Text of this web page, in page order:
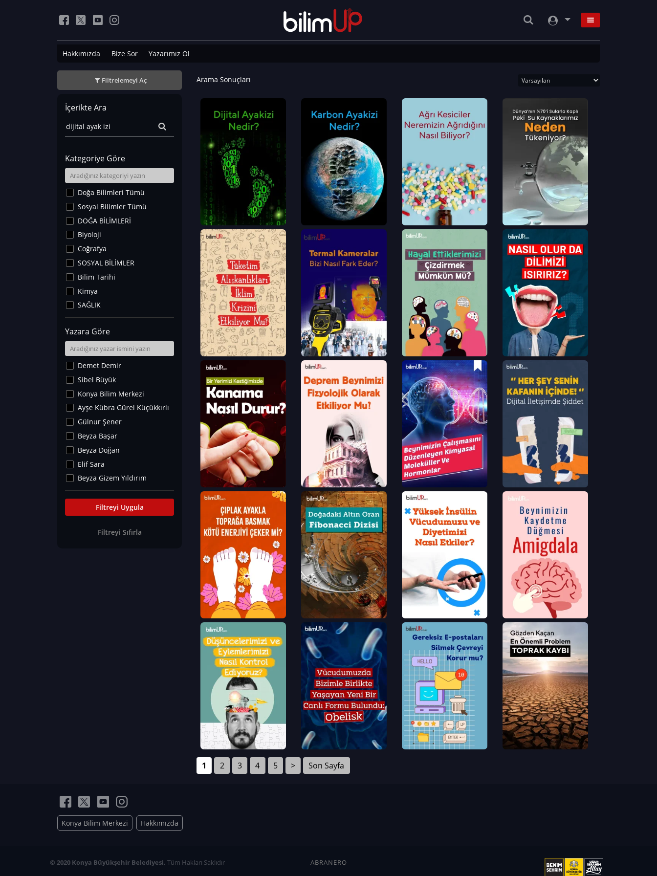
Hakkımızda Bize Sor Yazarımız Ol
Filtrelemeyi Aç
İçerikte Ara
Kategoriye Göre
Doğa Bilimleri Tümü
Sosyal Bilimler Tümü
DOĞA BİLİMLERİ
Biyoloji
Coğrafya
SOSYAL BİLİMLER
Bilim Tarihi
Kimya
SAĞLIK
Sanat Tarihi
Fizik
Yer Bilimleri
Astronomi ve Uzay
Noroloji
Matematik
Teknoloji
İklim Değişikliği
Arkeoloji
Kültür&Sanat
Yaşam Tavsiyeleri
Merakoloji
Eğitim Bilimleri
Yazara Göre
Demet Demir
Sibel Büyük
Konya Bilim Merkezi
Ayşe Kübra Gürel Küçükkırlı
Gülnur Şener
Beyza Başar
Beyza Doğan
Elif Sara
Beyza Gizem Yıldırım
İlknur İyigökler
Büşra Elif Kıvrak
Can TORUN
Filtreyi Uygula
Filtreyi Sıfırla
Arama Sonuçları
1 2 3 4 5 > Son Sayfa
Konya Bilim Merkezi Hakkımızda
© 2020 Konya Büyükşehir Belediyesi. Tüm Hakları Saklıdır ABRANERO